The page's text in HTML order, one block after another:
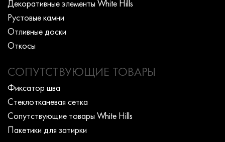
Декоративные элементы White Hills
Рустовые камни
Отливные доски
Откосы
СОПУТСТВУЮЩИЕ ТОВАРЫ
Фиксатор шва
Стеклотканевая сетка
Сопутствующие товары White Hills
Пакетики для затирки